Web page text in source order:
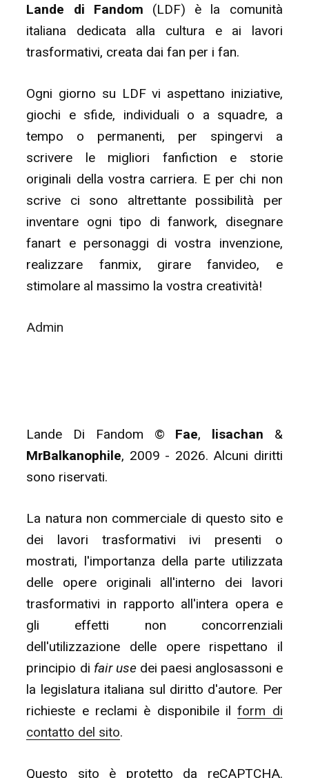
Lande di Fandom (LDF) è la comunità
italiana dedicata alla cultura e ai lavori
trasformativi, creata dai fan per i fan.
Ogni giorno su LDF vi aspettano iniziative,
giochi e sfide, individuali o a squadre, a
tempo o permanenti, per spingervi a
scrivere le migliori fanfiction e storie
originali della vostra carriera. E per chi non
scrive ci sono altrettante possibilità per
inventare ogni tipo di fanwork, disegnare
fanart e personaggi di vostra invenzione,
realizzare fanmix, girare fanvideo, e
stimolare al massimo la vostra creatività!
Admin
Lande Di Fandom © Fae, lisachan &
MrBalkanophile, 2009 - 2026. Alcuni diritti
sono riservati.
La natura non commerciale di questo sito e
dei lavori trasformativi ivi presenti o
mostrati, l'importanza della parte utilizzata
delle opere originali all'interno dei lavori
trasformativi in rapporto all'intera opera e
gli effetti non concorrenziali
dell'utilizzazione delle opere rispettano il
principio di fair usedei paesi anglosassoni e
la legislatura italiana sul diritto d'autore. Per
richieste e reclami è disponibile ilform di
contatto del sito.
Questo sito è protetto da reCAPTCHA.